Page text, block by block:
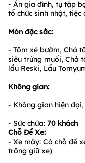
- Ăn gia đình, tụ tập
tổ chức sinh nhật, tiệc
Món đặc sắc:
- Tôm xẻ bướm, Chả
siêu trứng muối, Chả
lẩu Reski, Lẩu
Không gian:
- Không gian hiện
- Sức chứa: 70 khách
Chỗ Để Xe:
- Xe máy: Có chỗ để
trông giữ xe)